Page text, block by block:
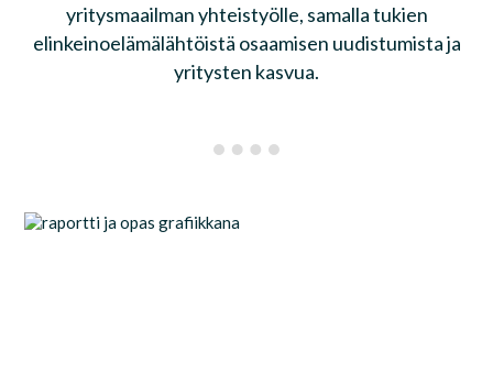
yritysmaailman yhteistyölle, samalla tukien
elinkeinoelämälähtöistä osaamisen uudistumista ja
yritysten kasvua.